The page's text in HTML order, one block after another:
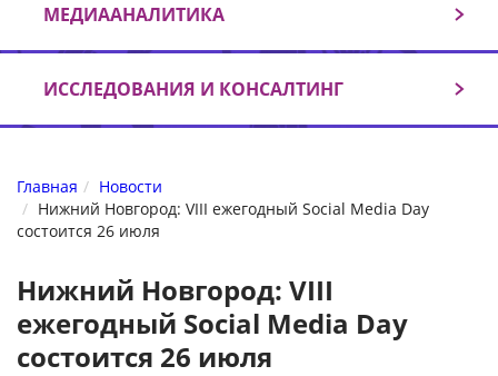
МЕДИААНАЛИТИКА
ИССЛЕДОВАНИЯ И КОНСАЛТИНГ
Главная
Новости
Нижний Новгород: VIII ежегодный Social Media Day
состоится 26 июля
Нижний Новгород: VIII
ежегодный Social Media Day
состоится 26 июля